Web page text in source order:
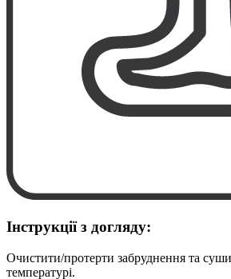
Інструкції з догляду:
Очистити/протерти забруднення та
температурі.